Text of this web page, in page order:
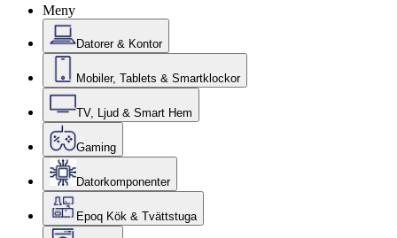
Meny
Datorer & Kontor
Mobiler, Tablets & Smartklockor
TV, Ljud & Smart Hem
Gaming
Datorkomponenter
Epoq Kök & Tvättstuga